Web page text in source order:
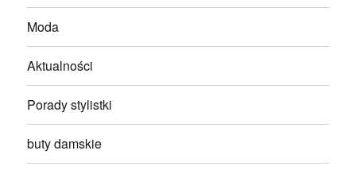
Moda
Aktualności
Porady stylistki
buty damskie